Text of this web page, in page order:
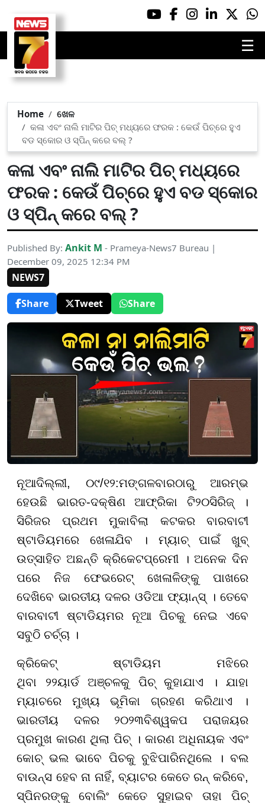
☰
Home
ଖେଳ
କଳା ଏବଂ ନାଲି ମାଟିର ପିଚ୍ ମଧ୍ୟରେ ଫରକ : କେଉଁ ପିଚ୍‌ରେ ହୁଏ
ବଡ ସ୍କୋର ଓ ସ୍ପିନ୍ କରେ ବଲ୍ ?
କଳା ଏବଂ ନାଲି ମାଟିର ପିଚ୍ ମଧ୍ୟରେ
ଫରକ : କେଉଁ ପିଚ୍‌ରେ ହୁଏ ବଡ ସ୍କୋର
ଓ ସ୍ପିନ୍ କରେ ବଲ୍ ?
Published By: Ankit M - Prameya-News7 Bureau |
December 09, 2025 12:34 PM
NEWS7
Share
Tweet Share
ନୂଆଦିଲ୍ଲୀ, ୦୯/୧୨:ମଙ୍ଗଳବାରଠାରୁ ଆରମ୍ଭ
ହେଉଛି ଭାରତ-ଦକ୍ଷିଣ ଆଫ୍ରିକା ଟି୨୦ସିରିଜ୍ ।
ସିରିଜର ପ୍ରଥମ ମୁକାବିଲା କଟକର ବାରବାଟୀ
ଷ୍ଟାଡିୟମରେ ଖେଳାଯିବ । ମ୍ୟାଚ୍ ପାଇଁ ଖୁବ୍
ଉତ୍ସାହିତ ଅଛନ୍ତି କ୍ରିକେଟପ୍ରେମୀ । ଅନେକ ଦିନ
ପରେ ନିଜ ଫେଭରେଟ୍ ଖେଳାଳିଙ୍କୁ ପାଖରେ
ଦେଖିବେ ଭାରତୀୟ ଦଳର ଓଡିଆ ଫ୍ୟାନ୍ସ୍ । ତେବେ
ବାରବାଟୀ ଷ୍ଟାଡିୟମର ନୂଆ ପିଚକୁ ନେଇ ଏବେ
ସବୁଠି ଚର୍ଚ୍ଚା ।
କ୍ରିକେଟ୍ ଷ୍ଟାଡିୟମ ମଝିରେ
ଥିବା ୨୨ୟାର୍ଡ ଅଞ୍ଚଳକୁ ପିଚ୍ କୁହାଯାଏ । ଯାହା
ମ୍ୟାଚରେ ମୁଖ୍ୟ ଭୂମିକା ଗ୍ରହଣ କରିଥାଏ ।
ଭାରତୀୟ ଦଳର ୨୦୨୩ବିଶ୍ୱକପ ପରାଜୟର
ପ୍ରମୁଖ କାରଣ ଥିଲା ପିଚ୍ । କାରଣ ଅଧିନାୟକ ଏବଂ
କୋଚ୍ ଭଲ ଭାବେ ପିଚକୁ ବୁଝିପାରିନଥିଲେ । ବଲ
ବାଉନ୍ସ ହେବ ନା ନାହିଁ, ବ୍ୟାଟର କେତେ ରନ୍ କରିବେ,
ସ୍ପିନରଙ୍କୁ ବୋଲିଂ କେତେ ସୁହାଇବ ତାହା ପିଚ୍